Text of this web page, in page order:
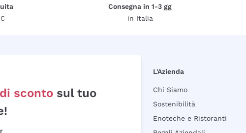
Consegna in 1-3 gg
in Italia
sconto sul tuo
L'Azienda
Chi Siamo
Sostenibilità
Enoteche e Ristoranti